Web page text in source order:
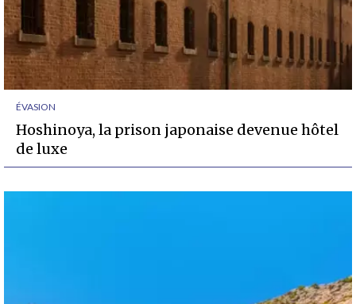
ÉVASION
Hoshinoya, la prison japonaise devenue hôtel
de luxe